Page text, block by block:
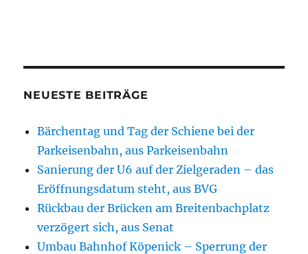
NEUESTE BEITRÄGE
Bärchentag und Tag der Schiene bei der
Parkeisenbahn, aus Parkeisenbahn
Sanierung der U6 auf der Zielgeraden – das
Eröffnungsdatum steht, aus BVG
Rückbau der Brücken am Breitenbachplatz
verzögert sich, aus Senat
Umbau Bahnhof Köpenick – Sperrung der